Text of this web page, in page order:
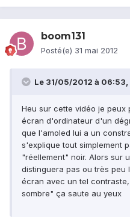
boom131
Posté(e) 31 mai 2012
Le 31/05/2012 à 06:53,
Heu sur cette vidéo je
écran d'ordinateur d'un
que l'amoled lui a un
s'explique tout simplement
"réellement" noir. Alors sur
distinguera pas ou très peu
écran avec un tel
sombre" ça saute au yeux